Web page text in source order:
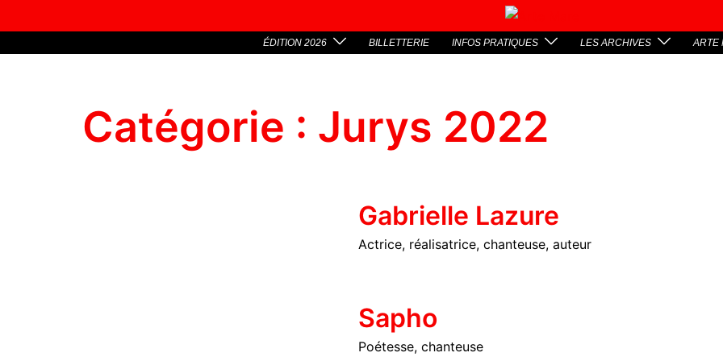
ÉDITION 2026 BILLETTERIE INFOS PRATIQUES LES ARCHIVES ARTE
Catégorie : Jurys 2022
Gabrielle Lazure
Actrice, réalisatrice, chanteuse, auteur
Sapho
Poétesse, chanteuse